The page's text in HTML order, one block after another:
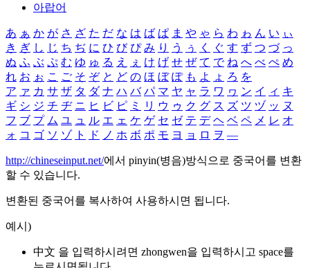
아랍어
あ ぁ か が さ ざ た だ な は ば ぱ ま や ゃ ら わ ゎ ん い ぃ
き ぎ し じ ち ぢ に ひ び ぴ み り う ぅ く ぐ す ず つ づ っ
ぬ ふ ぶ ぷ む ゆ ゅ る え ぇ け げ せ ぜ て で ね へ べ ぺ め
れ お ぉ こ ご そ ぞ と ど の ほ ぼ ぽ も よ ょ ろ を
ア ァ カ サ ザ タ ダ ナ ハ バ パ マ ヤ ャ ラ ワ ヮ ン イ ィ キ
ギ シ ジ チ ヂ ニ ヒ ビ ピ ミ リ ウ ゥ ク グ ス ズ ツ ヅ ッ ヌ
フ ブ プ ム ユ ュ ル エ ェ ケ ゲ セ ゼ テ デ ヘ ベ ペ メ レ オ
ォ コ ゴ ソ ゾ ト ド ノ ホ ボ ポ モ ヨ ョ ロ ヲ ―
http://chineseinput.net/에서 pinyin(병음)방식으로 중국어를 변환
할 수 있습니다.
변환된 중국어를 복사하여 사용하시면 됩니다.
예시)
中文 을 입력하시려면 zhongwen을 입력하시고 space를